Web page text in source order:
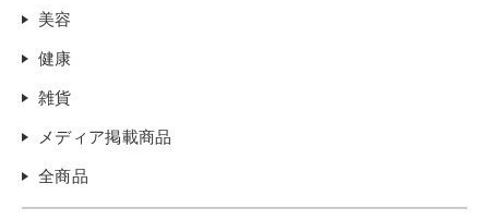
美容
健康
雑貨
メディア掲載商品
全商品